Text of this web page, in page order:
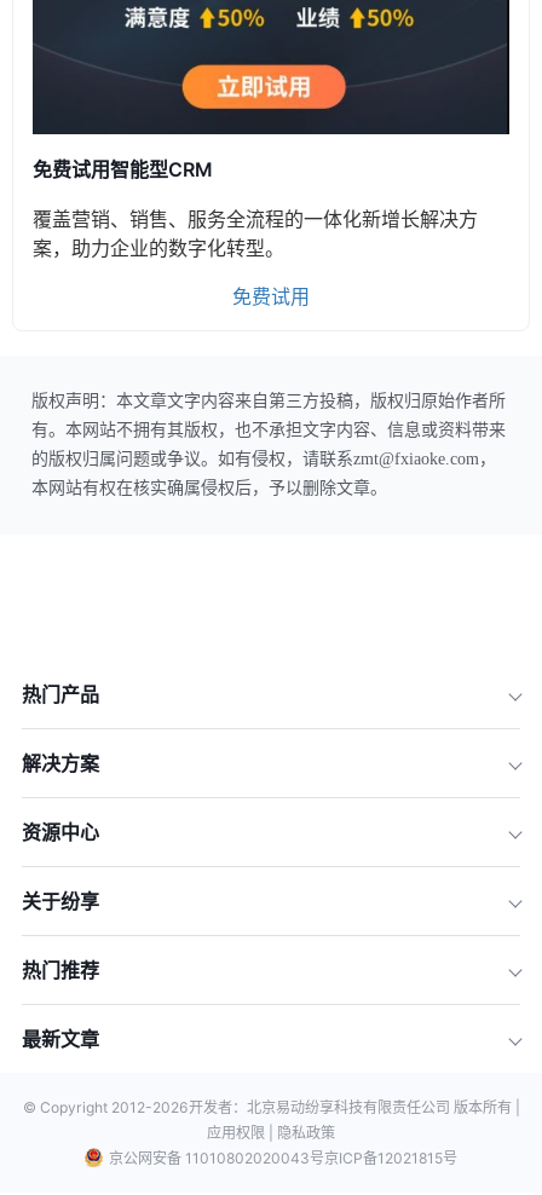
免费试用智能型CRM
覆盖营销、销售、服务全流程的一体化新增长解决方
案，助力企业的数字化转型。
免费试用
版权声明：本文章文字内容来自第三方投稿，版权归原始作者所
有。本网站不拥有其版权，也不承担文字内容、信息或资料带来
的版权归属问题或争议。如有侵权，请联系zmt@fxiaoke.com，
本网站有权在核实确属侵权后，予以删除文章。
热门产品
解决方案
资源中心
关于纷享
热门推荐
最新文章
© Copyright 2012-2026开发者：北京易动纷享科技有限责任公司 版本所有 |
应用权限 |
隐私政策
京公网安备 11010802020043号京ICP备12021815号